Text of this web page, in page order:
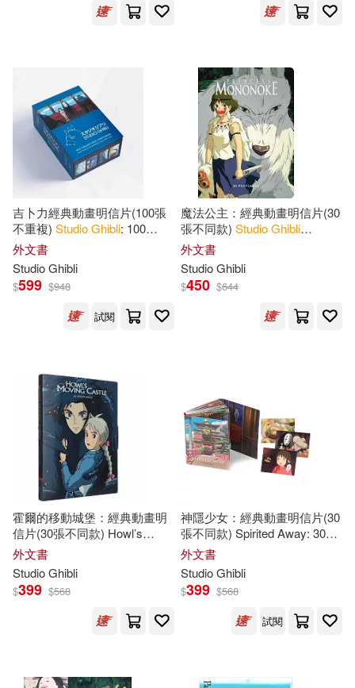
Leader(3)
Colin/ Le Blanc(2)
Insight Editions(2)
Jessica(2) Le Blanc(2)
Rayna(2) Steve(2)
Suzuki(2) Toshio(2)
Andrews(1) Daisuke(1)
David Lee(1) Felix(1)
Kruger(1)
Leader and Jake Cunningham(1)
Oh(1) Rayna (EDT)(1)
台灣東販(2)
Penguin Group (USA) Inc.(1)
Simon & Schuster, Inc.(1)
Trafalgar Square(1)
博樂伯樂(1)
可超商取貨(139)
可海外宅配(140)
可港澳店取(138)
可新加坡店取(137)
可菲律賓店取(138)
吉卜力經典動畫明信片(100張
不重複) StudioGhibli: 100
Collectible Postcards: Final
Frames from the Feature Films
外文書
StudioGhibli
$599 $948
試閱
魔法公主：經典動畫明信片(30
張不同款) StudioGhibli
Princess Mononoke: 30
Postcards
外文書
StudioGhibli
$450 $644
霍爾的移動城堡：經典動畫明
信片(30張不同款) Howl’s
Moving Castle: 30 Postcards
外文書
StudioGhibli
$399 $568
神隱少女：經典動畫明信片(30
張不同款) Spirited Away: 30
Postcards
外文書
StudioGhibli
$399 $568
試閱